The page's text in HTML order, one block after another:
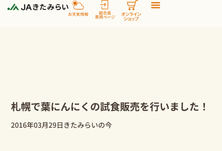
札幌で葉にんにくの試食販売を行いました！
2016年03月29日 きたみらいの今